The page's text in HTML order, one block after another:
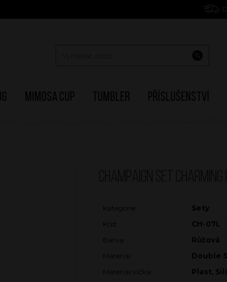
Mimosa Cup Tumbler Příslušenství
Kategorie:
Sety
Kód:
CH-07L
Barva:
Růžová
Materiál:
Double
Materiál víčka:
Plast,